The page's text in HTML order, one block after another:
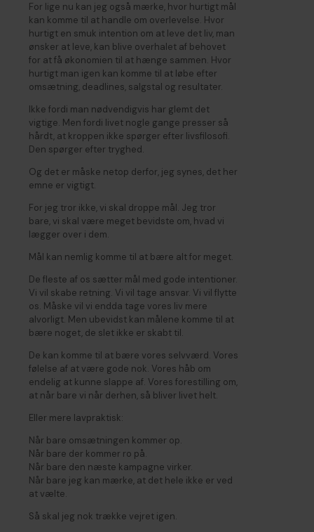
For lige nu kan jeg også mærke, hvor hurtigt mål
kan komme til at handle om overlevelse. Hvor
hurtigt en smuk intention om at leve det liv, man
ønsker at leve, kan blive overhalet af behovet
for at få økonomien til at hænge sammen. Hvor
hurtigt man igen kan komme til at løbe efter
omsætning, deadlines, salgstal og resultater.
Ikke fordi man nødvendigvis har glemt det
vigtige. Men fordi livet nogle gange presser så
hårdt, at kroppen ikke spørger efter livsfilosofi.
Den spørger efter tryghed.
Og det er måske netop derfor, jeg synes, det her
emne er vigtigt.
For jeg tror ikke, vi skal droppe mål. Jeg tror
bare, vi skal være meget bevidste om, hvad vi
lægger over i dem.
Mål kan nemlig komme til at bære alt for meget.
De fleste af os sætter mål med gode intentioner.
Vi vil skabe retning. Vi vil tage ansvar. Vi vil flytte
os. Måske vil vi endda tage vores liv mere
alvorligt. Men ubevidst kan målene komme til at
bære noget, de slet ikke er skabt til.
De kan komme til at bære vores selvværd. Vores
følelse af at være gode nok. Vores håb om
endelig at kunne slappe af. Vores forestilling om,
at når bare vi når derhen, så bliver livet helt.
Eller mere lavpraktisk:
Når bare omsætningen kommer op.
Når bare der kommer ro på.
Når bare den næste kampagne virker.
Når bare jeg kan mærke, at det hele ikke er ved
at vælte.
Så skal jeg nok trække vejret igen.